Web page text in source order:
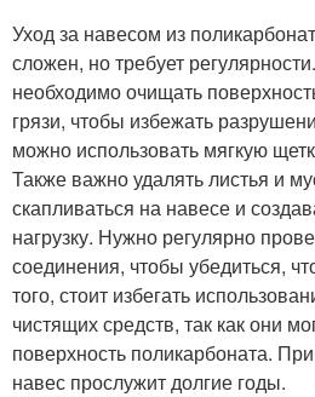
Уход за навесом из
сложен, но требует
необходимо очищать
грязи, чтобы избежать
можно использовать мягкую
Также важно удалять листья и
скапливаться на навесе и
нагрузку. Нужно регулярно
соединения, чтобы убедиться,
того, стоит избегать
чистящих средств, так как они
поверхность поликарбоната.
навес прослужит долгие годы.